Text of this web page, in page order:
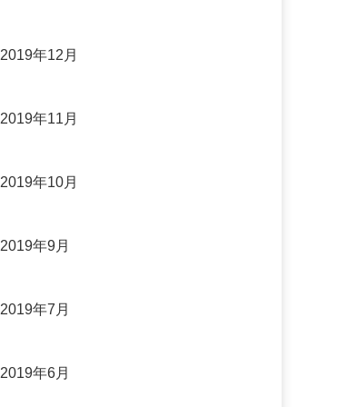
2019年12月
2019年11月
2019年10月
2019年9月
2019年7月
2019年6月